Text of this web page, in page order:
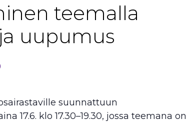
teemalla
uupumus
suunnattuun
17.6. klo 17.30–19.30, jossa teemana on